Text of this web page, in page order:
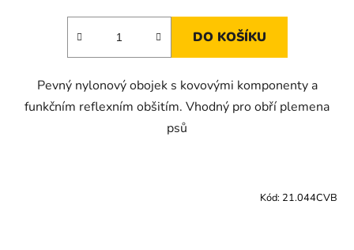
DO KOŠÍKU
Pevný nylonový obojek s kovovými komponenty a
funkčním reflexním obšitím. Vhodný pro obří plemena
psů
Kód: 21.044CVB